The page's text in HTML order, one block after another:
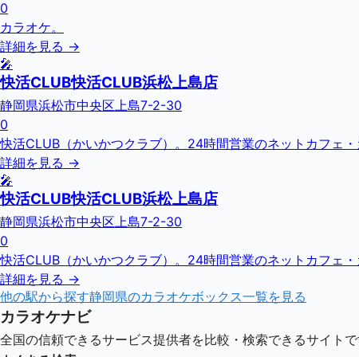
0
カラオケ。
詳細を見る →
🎤
快活CLUB快活CLUB浜松上島店
静岡県浜松市中央区上島7-2-30
0
快活CLUB（かいかつクラブ）。24時間営業のネットカフェ
詳細を見る →
🎤
快活CLUB快活CLUB浜松上島店
静岡県浜松市中央区上島7-2-30
0
快活CLUB（かいかつクラブ）。24時間営業のネットカフェ
詳細を見る →
他の駅から探す静岡県のカラオケボックス一覧を見る
カラオケナビ
全国の信頼できるサービス提供者を比較・検索できるサイトで